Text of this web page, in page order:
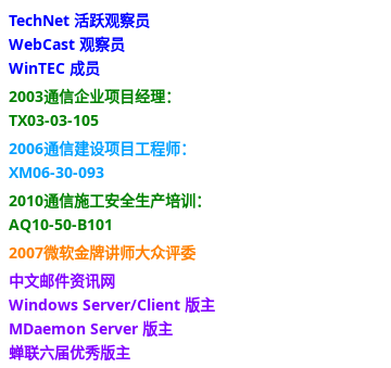
TechNet 活跃观察员
WebCast 观察员
WinTEC 成员
2003通信企业项目经理：
TX03-03-105
2006通信建设项目工程师：
XM06-30-093
2010通信施工安全生产培训：
AQ10-50-B101
2007微软金牌讲师大众评委
中文邮件资讯网
Windows Server/Client 版主
MDaemon Server 版主
蝉联六届优秀版主